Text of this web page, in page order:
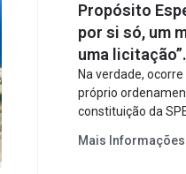
Propósito
por si só, um
uma licitação”.
Na verdade,
próprio
constituição da
constitua uma
Mais Informações